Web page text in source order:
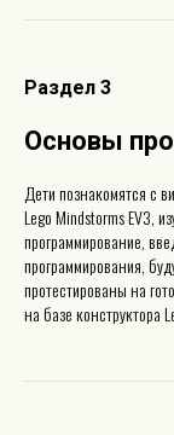
Раздел 3
Основы
Дети познакомятся с
Lego Mindstorms EV3,
программирование,
программирования,
протестированы на
на базе конструктора